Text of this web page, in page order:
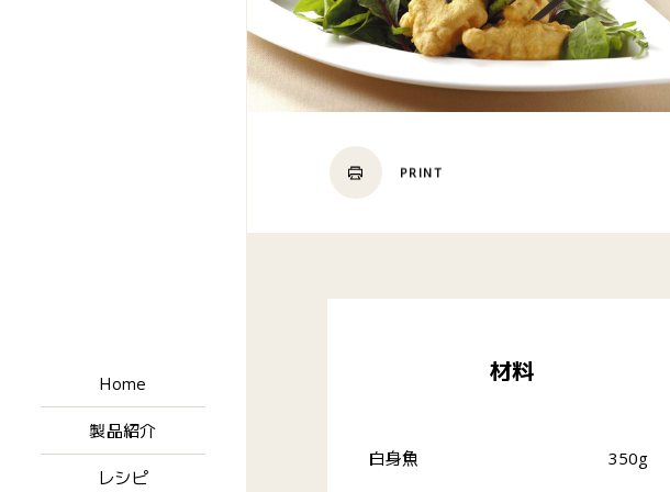
Home
製品紹介
レシピ
PRINT
材料
白身魚
350g